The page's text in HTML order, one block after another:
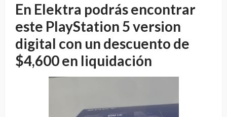
En Elektra podrás encontrar
este PlayStation 5 version
digital con un descuento de
$4,600 en liquidación